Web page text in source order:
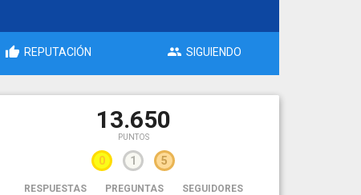
REPUTACIÓN SIGUIENDO
13.650
PUNTOS
0 1 5
RESPUESTAS PREGUNTAS SEGUIDORES